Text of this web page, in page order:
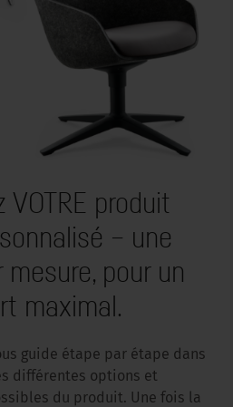
VOTRE produit
– une
pour un
maximal.
guide étape par étape dans
différentes options et
du produit. Une fois la